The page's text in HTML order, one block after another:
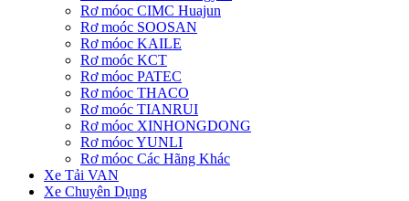
Rơ móoc CIMC Huajun
Rơ moóc SOOSAN
Rơ móoc KAILE
Rơ moóc KCT
Rơ móoc PATEC
Rơ móoc THACO
Rơ moóc TIANRUI
Rơ móoc XINHONGDONG
Rơ móoc YUNLI
Rơ móoc Các Hãng Khác
Xe Tải VAN
Xe Chuyên Dụng